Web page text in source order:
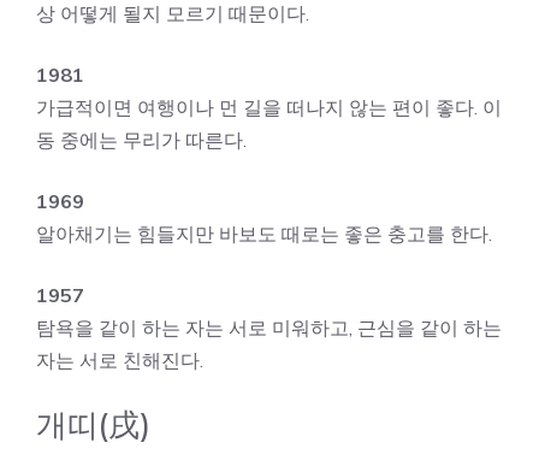
상 어떻게 될지 모르기 때문이다.
1981
가급적이면 여행이나 먼 길을 떠나지 않는 편이 좋다. 이
동 중에는 무리가 따른다.
1969
알아채기는 힘들지만 바보도 때로는 좋은 충고를 한다.
1957
탐욕을 같이 하는 자는 서로 미워하고, 근심을 같이 하는
자는 서로 친해진다.
개띠(戌)